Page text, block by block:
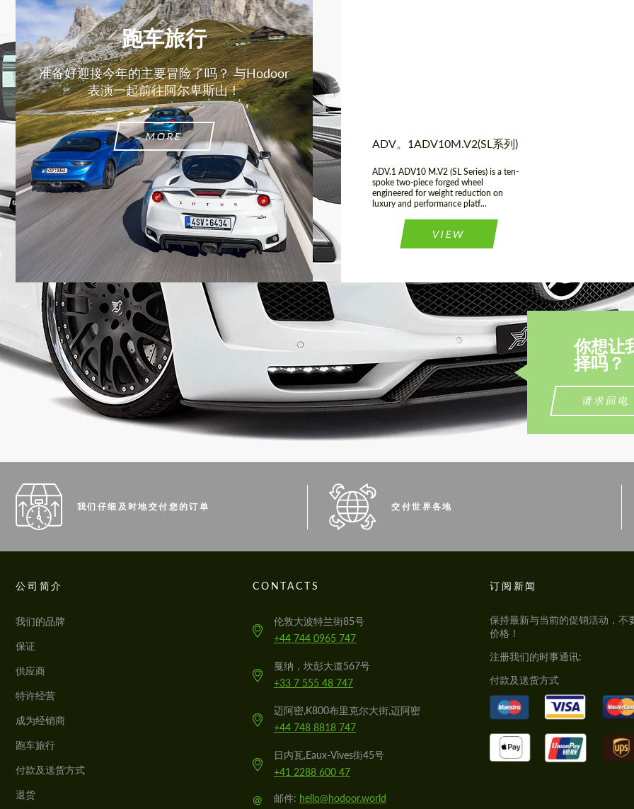
跑车旅行
准备好迎接今年的主要冒险了吗？ 与Hodoor
表演一起前往阿尔卑斯山！
MORE
ADV。1ADV10M.V2(SL系列)
ADV.1 ADV10 M.V2 (SL Series) is a ten-
spoke two-piece forged wheel
engineered for weight reduction on
luxury and performance platf...
VIEW
你想让
择吗？
请求回电
我们仔细及时地交付您的订单 交付世界各地
公司简介
我们的品牌
保证
供应商
特许经营
成为经销商
跑车旅行
付款及送货方式
退货
CONTACTS
伦敦大波特兰街85号
+44 744 0965 747
戛纳，坎彭大道567号
+33 7 555 48 747
迈阿密,K800布里克尔大街,迈阿密
+44 748 8818 747
日内瓦,Eaux-Vives街45号
+41 2288 600 47
@ 邮件: hello@hodoor.world
订阅新闻
保持最新与当前的促销活动，不
价格！
注册我们的时事通讯:
付款及送货方式